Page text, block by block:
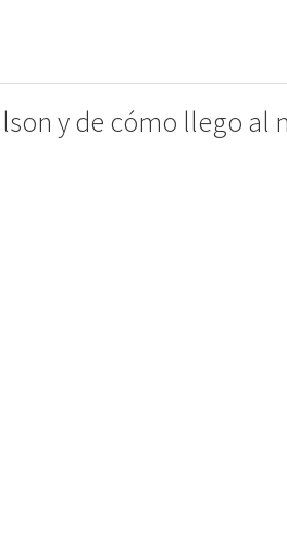
y de cómo llego